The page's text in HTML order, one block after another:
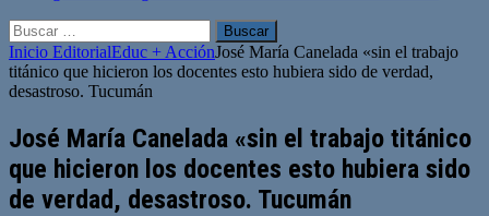
Buscar:
Inicio EditorialEduc + AcciónJosé María Canelada «sin el trabajo
titánico que hicieron los docentes esto hubiera sido de verdad,
desastroso. Tucumán
José María Canelada «sin el trabajo titánico
que hicieron los docentes esto hubiera sido
de verdad, desastroso. Tucumán